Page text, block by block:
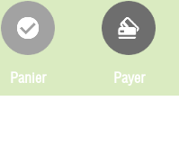
Panier Payer